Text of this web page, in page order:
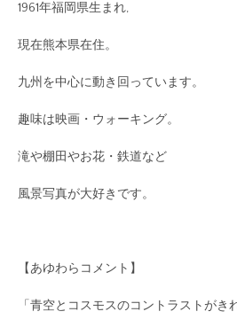
1961年福岡県生まれ,
現在熊本県在住。
九州を中心に動き回っています。
趣味は映画・ウォーキング。
滝や棚田やお花・鉄道など
風景写真が大好きです。
【あゆわらコメント】
「青空とコスモスのコントラストがき